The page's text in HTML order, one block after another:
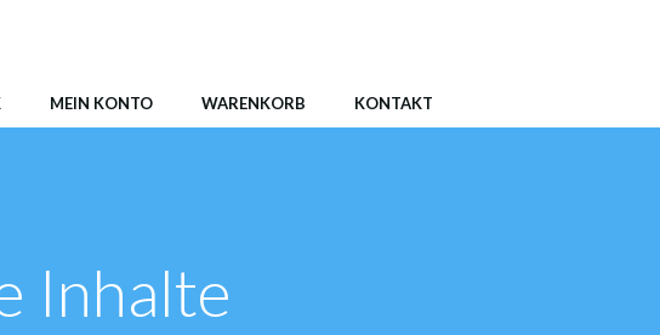
MEIN KONTO WARENKORB KONTAKT
Inhalte